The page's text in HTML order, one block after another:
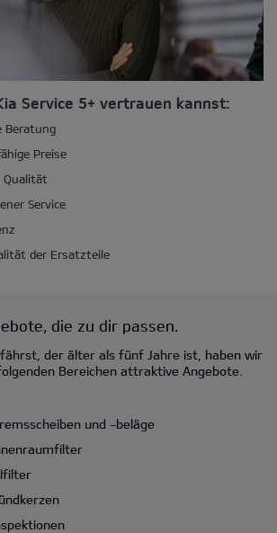
Service 5+ vertrauen kannst:
Beratung
Preise
Qualität
Service
der Ersatzteile
die zu dir passen.
fährst, der älter als fünf Jahre ist, haben wir
Bereichen attraktive Angebote.
und -beläge